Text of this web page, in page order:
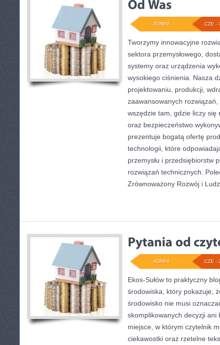
CZE -
ADMIN
Tworzymy innowacyjne
sektora przemysłowego,
systemy oraz urządzenia
wysokiego ciśnienia. Nasza
projektowaniu, produkcji,
zaawansowanych
wszędzie tam, gdzie liczy się
oraz bezpieczeństwo
prezentuje bogatą ofertę
technologii, które
przemysłu i przedsiębiorstw
rozwiązań technicznych.
Zrównoważony Rozwój i
CZE -
ADMIN
Ekos-Sułów to praktyczny
środowiska, który pokazuje,
środowisko nie musi
skomplikowanych decyzji ani
miejsce, w którym czytelnik
ciekawostki oraz rzetelne